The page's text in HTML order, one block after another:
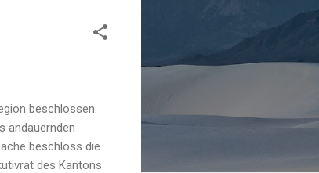
beschlossen.
andauernden
beschloss die
des Kantons